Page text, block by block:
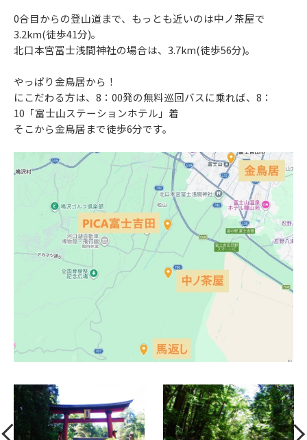
0合目からの登山道まで、もっとも近いのは中ノ茶屋で
3.2km(徒歩41分)。
北口本宮冨士浅間神社の場合は、3.7km(徒歩56分)。
やっぱり金鳥居から！
にこだわる方は、8：00発の無料巡回バスに乗れば、8：
10「富士山ステーションホテル」着
そこから金鳥居まで徒歩6分です。